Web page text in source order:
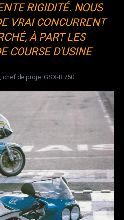
RIGIDITÉ. NOUS
VRAI CONCURRENT
À PART LES
COURSE D’USINE
chef de projet GSX-R 750